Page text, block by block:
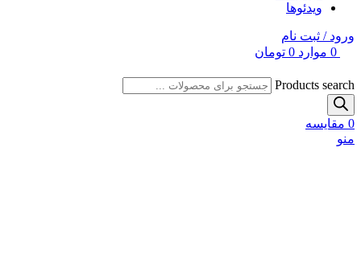
ویدئوها
ورود / ثبت نام
0 موارد 0 تومان
Products search
0 مقایسه
منو